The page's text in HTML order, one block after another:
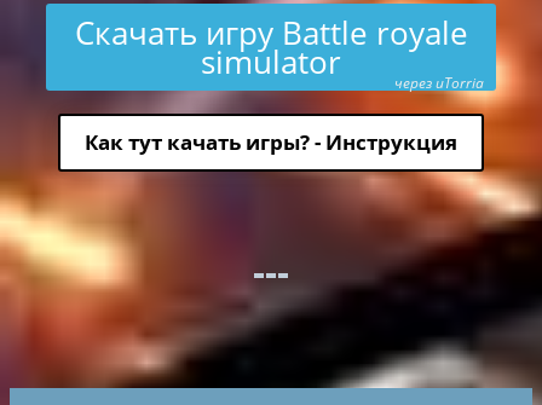
Скачать игру Battle royale
simulator через uTorria
Как тут качать игры? - Инструкция